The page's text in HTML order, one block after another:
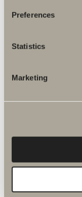
Preferences
Statistics
Marketing